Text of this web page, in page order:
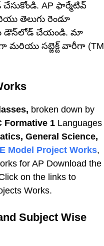
AP ఫార్మేటివ్
తెలుగు రెండూ
డౌన్‌లోడ్ చేయండి. మా
మరియు సబ్జెక్ట్ వారీగా (TM
broken down by
Formative 1 Languages
General Science,
Model Project Works,
for AP Download the
on the links to
Works.
Subject Wise